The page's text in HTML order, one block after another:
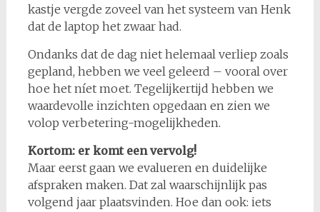
kastje vergde zoveel van het systeem van Henk
dat de laptop het zwaar had.
Ondanks dat de dag niet helemaal verliep zoals
gepland, hebben we veel geleerd – vooral over
hoe het níet moet. Tegelijkertijd hebben we
waardevolle inzichten opgedaan en zien we
volop verbetering-mogelijkheden.
Kortom: er komt een vervolg!
Maar eerst gaan we evalueren en duidelijke
afspraken maken. Dat zal waarschijnlijk pas
volgend jaar plaatsvinden. Hoe dan ook: iets